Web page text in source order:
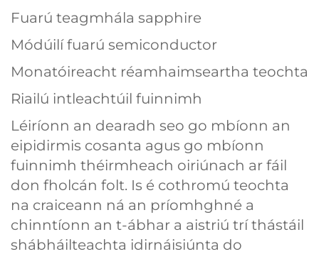
Fuarú teagmhála sapphire
Módúilí fuarú semiconductor
Monatóireacht réamhaimseartha teochta
Riailú intleachtúil fuinnimh
Léiríonn an dearadh seo go mbíonn an
eipidirmis cosanta agus go mbíonn
fuinnimh théirmheach oiriúnach ar fáil
don fholcán folt. Is é cothromú teochta
na craiceann ná an príomhghné a
chinntíonn an t-ábhar a aistriú trí thástáil
shábháilteachta idirnáisiúnta do